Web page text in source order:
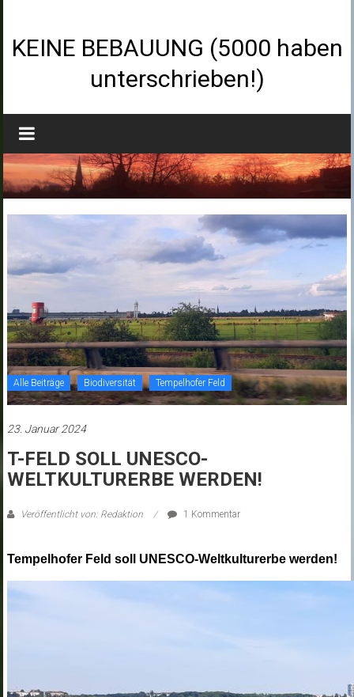
springen
KEINE BEBAUUNG (5000 haben
unterschrieben!)
Alle Beiträge Biodiversität Tempelhofer Feld
23. Januar 2024
T-FELD SOLL UNESCO-
WELTKULTURERBE WERDEN!
Veröffentlicht von: Redaktion 1 Kommentar
Tempelhofer Feld soll UNESCO-Weltkulturerbe werden!